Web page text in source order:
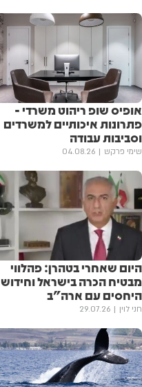
אופיס שופ ריהוט משרדי -
פתרונות איכותיים למשרדים
וסביבות עבודה
שימי פרקש 04.08.26
היום שאחרי בטהרן: פהלווי
מבטיח הכרה בישראל וחידוש
היחסים עם ארה"ב
חני לוין 29.07.26